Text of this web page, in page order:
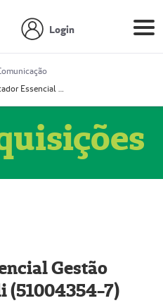
Login
Prestador Essencial Gestão em Saúde Ereli (51004354-7)
Gestão
(51004354-7)